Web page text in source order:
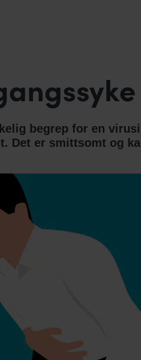
begrep for en
Det er smittsomt og